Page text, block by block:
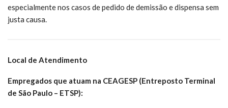
especialmente nos casos de pedido de demissão e dispensa sem
justa causa.
Local de Atendimento
Empregados que atuam na CEAGESP (Entreposto Terminal
de São Paulo – ETSP):